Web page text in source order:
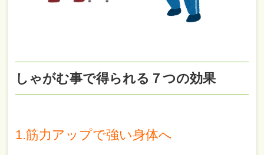
しゃがむ事で得られる７つの効果
1.筋力アップで強い身体へ